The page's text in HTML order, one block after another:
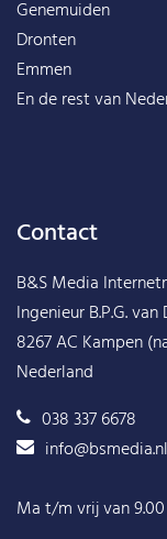
Genemuiden
Dronten
Emmen
En de rest van
Contact
B&S Media
Ingenieur B.P.G. van
8267 AC Kampen
Nederland
038 337 6678
info@bsmedia.nl
Ma t/m vrij van